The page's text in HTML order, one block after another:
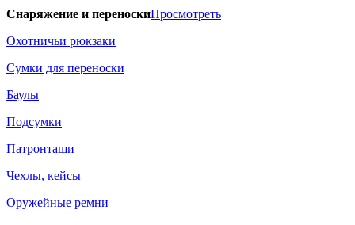
Снаряжение и переноскиПросмотреть
Охотничьи рюкзаки
Сумки для переноски
Баулы
Подсумки
Патронташи
Чехлы, кейсы
Оружейные ремни